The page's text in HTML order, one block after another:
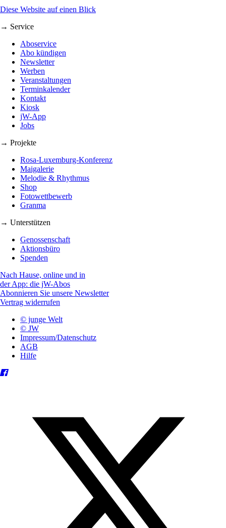
Diese Website auf einen Blick
→ Service
Aboservice
Abo kündigen
Newsletter
Werben
Veranstaltungen
Terminkalender
Kontakt
Kiosk
jW-App
Jobs
→ Projekte
Rosa-Luxemburg-Konferenz
Maigalerie
Melodie & Rhythmus
Shop
Fotowettbewerb
Granma
→ Unterstützen
Genossenschaft
Aktionsbüro
Spenden
Nach Hause, online und in
der App: die jW-Abos
Abonnieren Sie unsere Newsletter
Vertrag widerrufen
© junge Welt
© JW
Impressum/Datenschutz
AGB
Hilfe